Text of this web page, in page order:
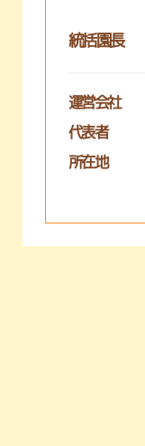
統括園長
運営会社
代表者
所在地